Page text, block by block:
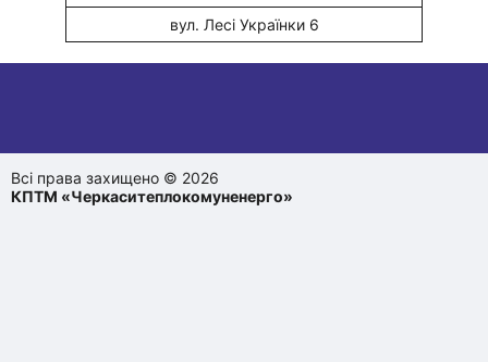
вул. Лесі Українки 6
Всі права захищено © 2026
КПТМ «Черкаситеплокомуненерго»